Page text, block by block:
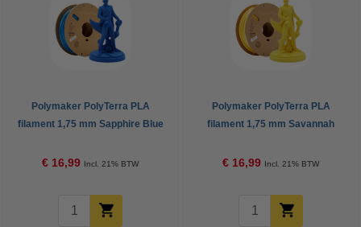
Polymaker PolyTerra PLA
filament 1,75 mm Sapphire Blue
€ 16,99 Incl. 21% BTW
Polymaker PolyTerra PLA
filament 1,75 mm Savannah
€ 16,99 Incl. 21% BTW